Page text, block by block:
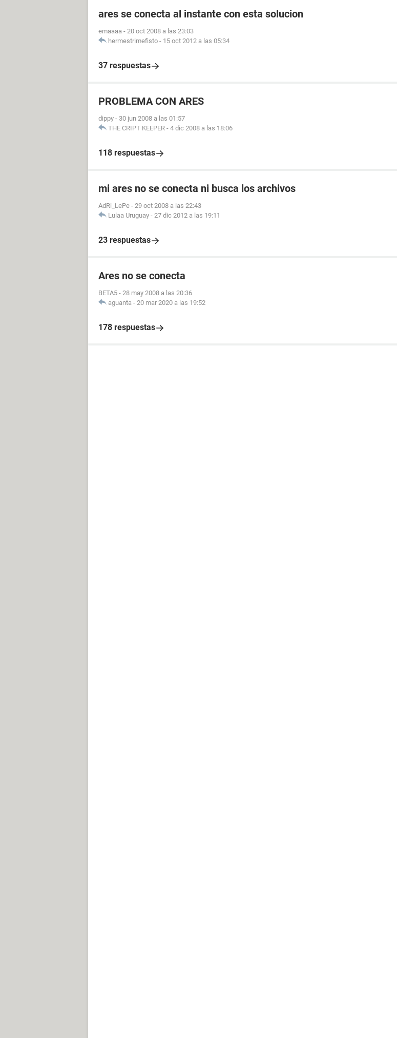
ares se conecta al instante con esta solucion
emaaaa - 20 oct 2008 a las 23:03
hermestrimefisto - 15 oct 2012 a las 05:34
37 respuestas
PROBLEMA CON ARES
dippy - 30 jun 2008 a las 01:57
THE CRIPT KEEPER - 4 dic 2008 a las 18:06
118 respuestas
mi ares no se conecta ni busca los archivos
AdRi_LePe - 29 oct 2008 a las 22:43
Lulaa Uruguay - 27 dic 2012 a las 19:11
23 respuestas
Ares no se conecta
BETA5 - 28 may 2008 a las 20:36
aguanta - 20 mar 2020 a las 19:52
178 respuestas